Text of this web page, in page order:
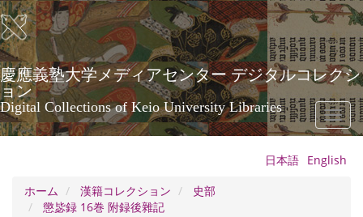
メ
イ
ン
コ
ン
テ
ン
ツ
に
慶應義塾大学メディアセンター デジタルコレクシ
ョン
Digital Collections of Keio University Libraries
Toggle
日本語 English
ホーム
漢籍コレクション
史部
懲毖録 16巻 附録後雜記